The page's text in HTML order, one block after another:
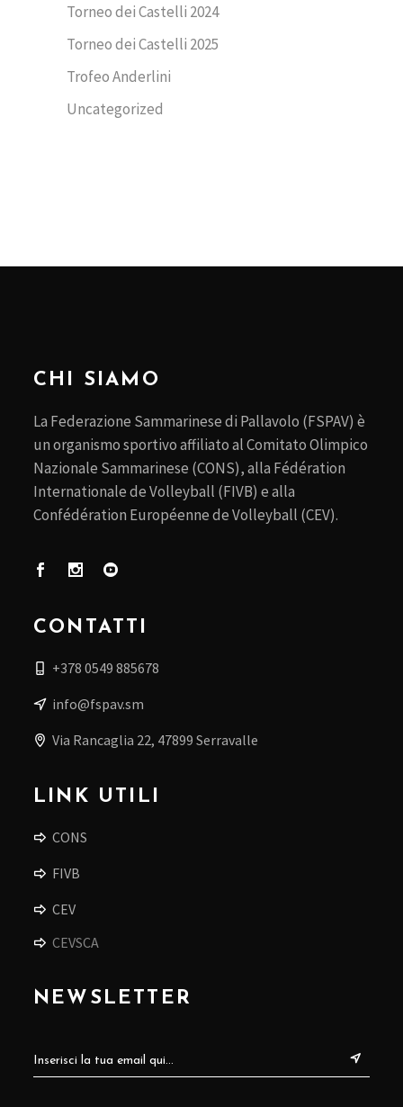
Torneo dei Castelli 2024
Torneo dei Castelli 2025
Trofeo Anderlini
Uncategorized
CHI SIAMO
La Federazione Sammarinese di Pallavolo (FSPAV) è
un organismo sportivo affiliato al Comitato Olimpico
Nazionale Sammarinese (CONS), alla Fédération
Internationale de Volleyball (FIVB) e alla
Confédération Européenne de Volleyball (CEV).
CONTATTI
+378 0549 885678
info@fspav.sm
Via Rancaglia 22, 47899 Serravalle
LINK UTILI
CONS
FIVB
CEV
CEVSCA
NEWSLETTER